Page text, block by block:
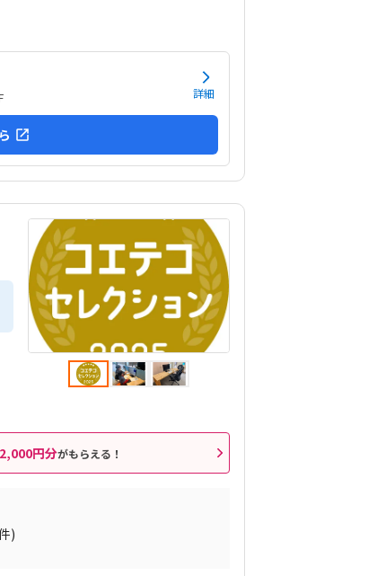
一般価格可と思います。週2で親ともども
詳細
円分がもらえる！
)